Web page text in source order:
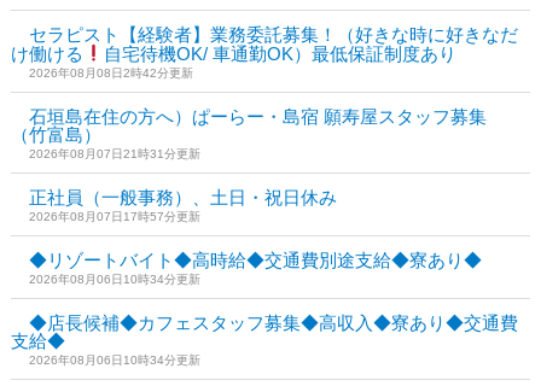
セラピスト【経験者】業務委託募集！（好きな時に好きなだ
け働ける
自宅待機OK/ 車通勤OK）最低保証制度あり
2026年08月08日2時42分更新
石垣島在住の方へ）ぱーらー・島宿 願寿屋スタッフ募集
（竹富島）
2026年08月07日21時31分更新
正社員（一般事務）、土日・祝日休み
2026年08月07日17時57分更新
◆リゾートバイト◆高時給◆交通費別途支給◆寮あり◆
2026年08月06日10時34分更新
◆店長候補◆カフェスタッフ募集◆高収入◆寮あり◆交通費
支給◆
2026年08月06日10時34分更新